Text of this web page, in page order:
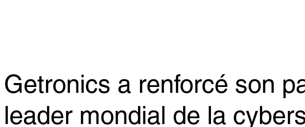
Getronics a renforcé son
leader mondial de la